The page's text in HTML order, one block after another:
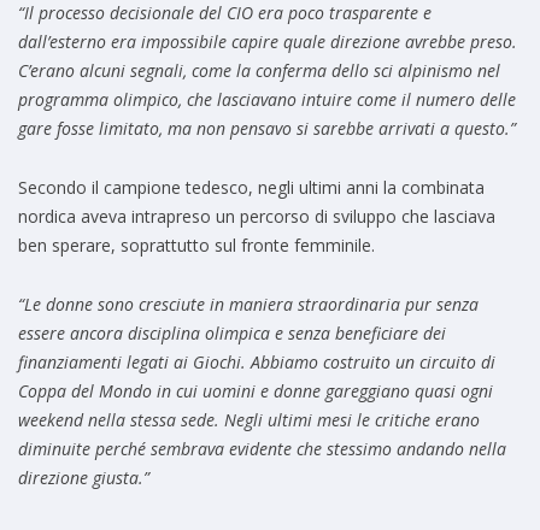
“Il processo decisionale del CIO era poco trasparente e
dall’esterno era impossibile capire quale direzione avrebbe preso.
C’erano alcuni segnali, come la conferma dello sci alpinismo nel
programma olimpico, che lasciavano intuire come il numero delle
gare fosse limitato, ma non pensavo si sarebbe arrivati a questo.”
Secondo il campione tedesco, negli ultimi anni la combinata
nordica aveva intrapreso un percorso di sviluppo che lasciava
ben sperare, soprattutto sul fronte femminile.
“Le donne sono cresciute in maniera straordinaria pur senza
essere ancora disciplina olimpica e senza beneficiare dei
finanziamenti legati ai Giochi. Abbiamo costruito un circuito di
Coppa del Mondo in cui uomini e donne gareggiano quasi ogni
weekend nella stessa sede. Negli ultimi mesi le critiche erano
diminuite perché sembrava evidente che stessimo andando nella
direzione giusta.”